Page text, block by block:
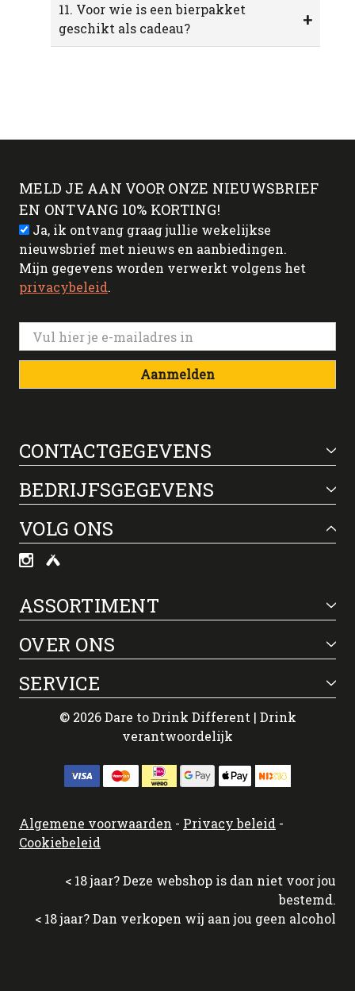
11. Voor wie is een bierpakket
geschikt als cadeau?
+
MELD JE AAN VOOR ONZE NIEUWSBRIEF
EN ONTVANG 10% KORTING!
Ja, ik ontvang graag jullie wekelijkse
nieuwsbrief met nieuws en aanbiedingen.
Mijn gegevens worden verwerkt volgens het
privacybeleid.
Aanmelden
CONTACTGEGEVENS
BEDRIJFSGEGEVENS
VOLG ONS
ASSORTIMENT
OVER ONS
SERVICE
© 2026 Dare to Drink Different | Drink
verantwoordelijk
Algemene voorwaarden - Privacy beleid -
Cookiebeleid
< 18 jaar? Deze webshop is dan niet voor jou
bestemd.
< 18 jaar? Dan verkopen wij aan jou geen alcohol